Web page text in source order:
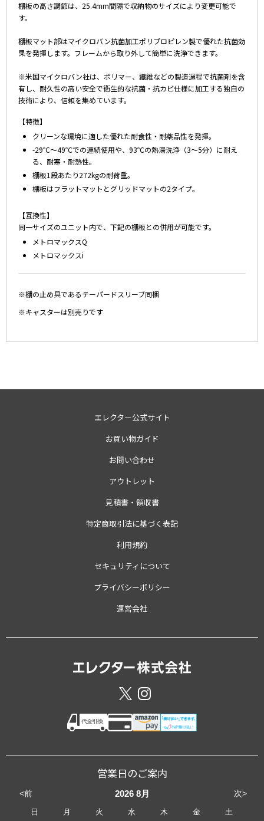
棚板の高さ調節は、25.4mm間隔で収納物のサイズにより変更可能で
す。
棚板マット部はマイクロバン抗菌加工ポリプロピレン製で優れた抗菌効
果を発揮します。フレームから取り外して簡単に洗浄できます。
※米国マイクロバン社は、ポリマー、繊維などの製造過程で抗菌剤を含
有し、耐久性の高い安全で衛生的な抗菌・抗カビ仕様に加工する独自の
技術により、信頼を集めています。
【特徴】
クリーンな環境に適した優れた耐食性・耐薬品性を発揮。
-29℃～49℃での連続使用や、93℃の熱湯洗浄（3～5分）に耐え
る、耐寒・耐熱性。
棚板1段あたり272kgの耐荷重。
棚板はフラットマットとグリッドマットの2タイプ。
【互換性】
同一サイズのユニット内で、下記の棚板との併用が可能です。
メトロマックスQ
メトロマックスi
※棚の止め具であるテーパードスリーブ同梱
※キャスターは別売りです
エレクター公式サイト
お買い物ガイド
お問い合わせ
アウトレット
見積書・領収書
特定商取引法に基づく表記
利用規約
セキュリティについて
プライバシーポリシー
運営会社
営業日のご案内
<前 次>
2026 8月
日 月 火 水 木 金 土